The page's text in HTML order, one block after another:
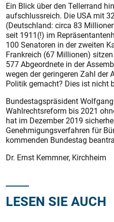
Ein Blick über den Tellerrand
aufschlussreich. Die USA mit
(Deutschland: circa 83
seit 1911(!) im
100 Senatoren in der zweiten
Frankreich (67 Millionen)
577 Abgeordnete in der
wegen der geringeren Zahl der
Politik gemacht? Dies ist nicht
Bundestagspräsident
Wahlrechtsreform bis 2021
hat im Dezember 2019
Genehmigungsverfahren für
kommenden Bundestag
Dr. Ernst Kemmner, Kirchheim
LESEN SIE AUCH